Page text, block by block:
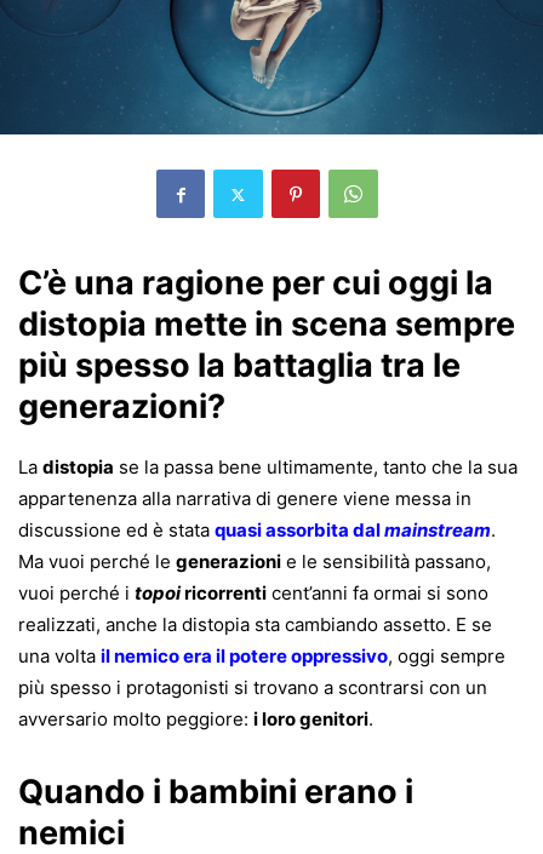
C’è una ragione per cui oggi la
distopia mette in scena sempre
più spesso la battaglia tra le
generazioni?
La distopia se la passa bene ultimamente, tanto che la sua
appartenenza alla narrativa di genere viene messa in
discussione ed è stata quasi assorbita dalmainstream.
Ma vuoi perché le generazioni e le sensibilità passano,
vuoi perché i topoiricorrenti cent’anni fa ormai si sono
realizzati, anche la distopia sta cambiando assetto. E se
una volta il nemico era il potere oppressivo, oggi sempre
più spesso i protagonisti si trovano a scontrarsi con un
avversario molto peggiore: i loro genitori.
Quando i bambini erano i
nemici